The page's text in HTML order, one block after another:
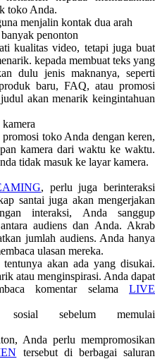
toko Anda.
menjalin kontak dua arah
penonton
kualitas video, tetapi juga buat
kepada membuat teks yang
dulu jenis maknanya, seperti
baru, FAQ, atau promosi
akan menarik keingintahuan
toko Anda dengan keren,
kamera dari waktu ke waktu.
tidak masuk ke layar kamera.
, perlu juga berinteraksi
santai juga akan mengerjakan
interaksi, Anda sanggup
audiens dan Anda. Akrab
jumlah audiens. Anda hanya
ulasan mereka.
akan ada yang disukai.
atau menginspirasi. Anda dapat
komentar selama LIVE
sebelum memulai
Anda perlu mempromosikan
tersebut di berbagai saluran